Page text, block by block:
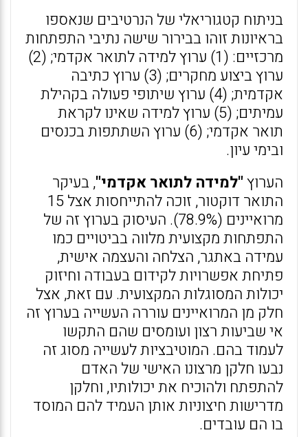
בניתוח קטגוריאלי של הנרטיבים שנאספו
בראיונות זוהו בבירור שישה נתיבי התפתחות
מרכזיים: (1) ערוץ למידה לתואר אקדמי; (2)
ערוץ ביצוע מחקרים; (3) ערוץ כתיבה
אקדמית; (4) ערוץ שיתופי פעולה בקהילת
עמיתים; (5) ערוץ למידה שאינו לקראת
תואר אקדמי; (6) ערוץ השתתפות בכנסים
ובימי עיון.
הערוץ"למידה לתואר אקדמי", בעיקר
התואר דוקטור, זוכה להתייחסות אצל 15
מרואיינים (78.9%). העיסוק בערוץ זה של
התפתחות מקצועית מלווה בביטויים כמו
עמידה באתגר, הצלחה והעצמה אישית,
פתיחת אפשרויות לקידום בעבודה וחיזוק
יכולות המסוגלות המקצועית. עם זאת, אצל
חלק מן המרואיינים עוררה העשייה בערוץ זה
אי שביעות רצון ועומסים שהם התקשו
לעמוד בהם. המוטיבציות לעשייה מסוג זה
נבעו חלקן מרצונו האישי של האדם
להתפתח ולהוכיח את יכולותיו, וחלקן
מדרישות חיצוניות אותן העמיד להם המוסד
בו הם עובדים.